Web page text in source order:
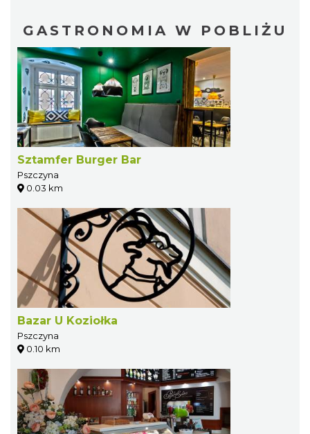
GASTRONOMIA W POBLIŻU
Sztamfer Burger Bar
Pszczyna
0.03 km
Bazar U Koziołka
Pszczyna
0.10 km